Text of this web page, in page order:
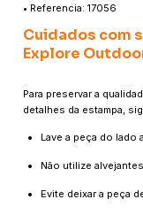
• Referencia: 17056
Cuidados com
Explore
Para preservar a
detalhes da estampa,
Lave a peça do lado
Não utilize
Evite deixar a peça